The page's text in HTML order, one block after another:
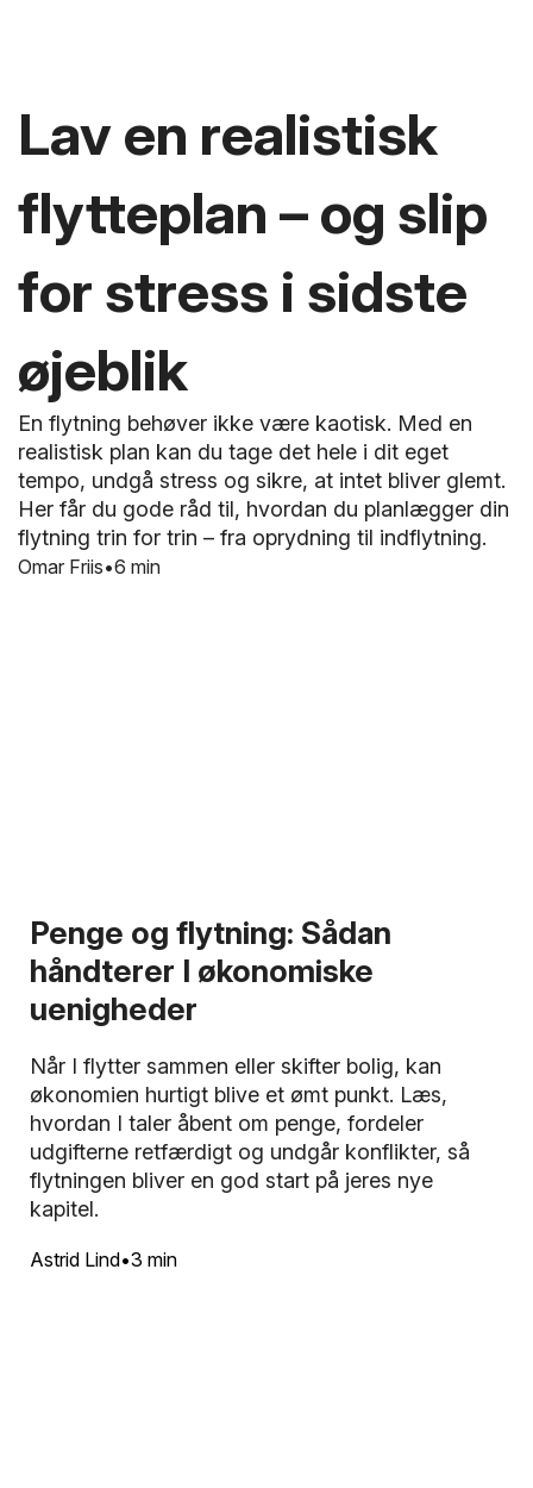
Lav en realistisk
flytteplan – og slip
for stress i sidste
øjeblik
6 min
En flytning behøver ikke være kaotisk. Med en
realistisk plan kan du tage det hele i dit eget
tempo, undgå stress og sikre, at intet bliver glemt.
Her får du gode råd til, hvordan du planlægger din
flytning trin for trin – fra oprydning til indflytning.
Omar Friis
Penge og flytning: Sådan
håndterer I økonomiske
uenigheder
3 min
Når I flytter sammen eller skifter bolig, kan
økonomien hurtigt blive et ømt punkt. Læs,
hvordan I taler åbent om penge, fordeler
udgifterne retfærdigt og undgår konflikter, så
flytningen bliver en god start på jeres nye
kapitel.
Astrid Lind